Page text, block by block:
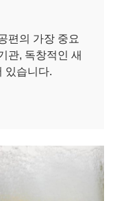
편의 가장 중요
관, 독창적인 새
있습니다.